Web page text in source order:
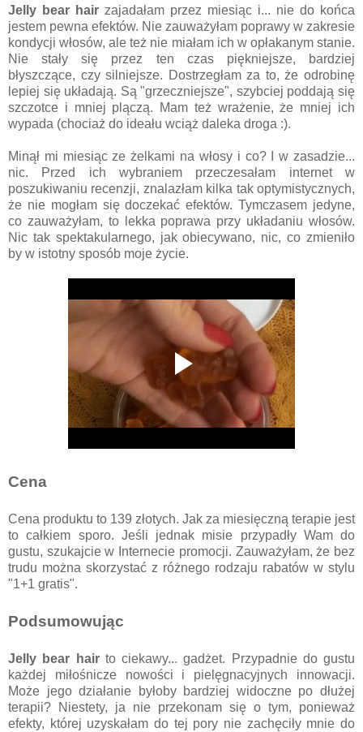
Jelly bear hair zajadałam przez miesiąc i... nie do końca
jestem pewna efektów. Nie zauważyłam poprawy w zakresie
kondycji włosów, ale też nie miałam ich w opłakanym stanie.
Nie stały się przez ten czas piękniejsze, bardziej
błyszczące, czy silniejsze. Dostrzegłam za to, że odrobinę
lepiej się układają. Są "grzeczniejsze", szybciej poddają się
szczotce i mniej plączą. Mam też wrażenie, że mniej ich
wypada (chociaż do ideału wciąż daleka droga :).
Minął mi miesiąc ze żelkami na włosy i co? I w zasadzie...
nic. Przed ich wybraniem przeczesałam internet w
poszukiwaniu recenzji, znalazłam kilka tak optymistycznych,
że nie mogłam się doczekać efektów. Tymczasem jedyne,
co zauważyłam, to lekka poprawa przy układaniu włosów.
Nic tak spektakularnego, jak obiecywano, nic, co zmieniło
by w istotny sposób moje życie.
Cena
Cena produktu to 139 złotych. Jak za miesięczną terapie jest
to całkiem sporo. Jeśli jednak misie przypadły Wam do
gustu, szukajcie w Internecie promocji. Zauważyłam, że bez
trudu można skorzystać z różnego rodzaju rabatów w stylu
"1+1 gratis".
Podsumowując
Jelly bear hair to ciekawy... gadżet. Przypadnie do gustu
każdej miłośnicze nowości i pielęgnacyjnych innowacji.
Może jego działanie byłoby bardziej widoczne po dłużej
terapii? Niestety, ja nie przekonam się o tym, ponieważ
efekty, której uzyskałam do tej pory nie zachęciły mnie do